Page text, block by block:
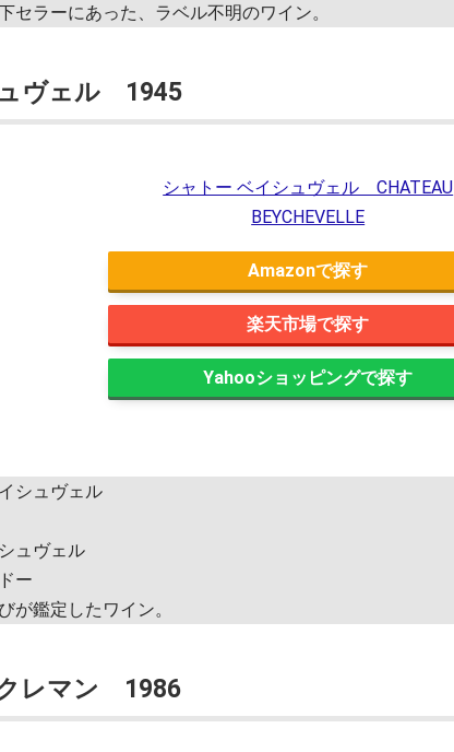
セラーにあった、ラベル不明のワイン。
ヴェル 1945
シャトー ベイシュヴェル CHATEAU
BEYCHEVELLE
Amazon
楽天市場
Yahooショッピング
シュヴェル
ュヴェル
ー
が鑑定したワイン。
レマン 1986